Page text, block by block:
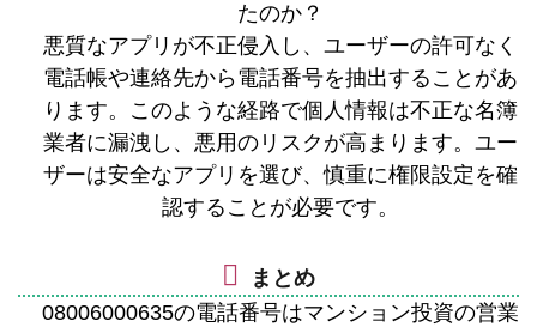
たのか？
悪質なアプリが不正侵入し、ユーザーの許可なく
電話帳や連絡先から電話番号を抽出することがあ
ります。このような経路で個人情報は不正な名簿
業者に漏洩し、悪用のリスクが高まります。ユー
ザーは安全なアプリを選び、慎重に権限設定を確
認することが必要です。
まとめ
08006000635の電話番号はマンション投資の営業